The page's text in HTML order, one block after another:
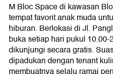
M Bloc Space di kawasan
tempat favorit anak muda
hiburan. Berlokasi di Jl.
buka setiap hari pukul
dikunjungi secara gratis.
dipadukan dengan tenant